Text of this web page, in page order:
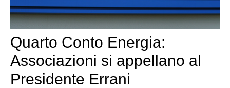
Quarto Conto Energia:
Associazioni si appellano al
Presidente Errani